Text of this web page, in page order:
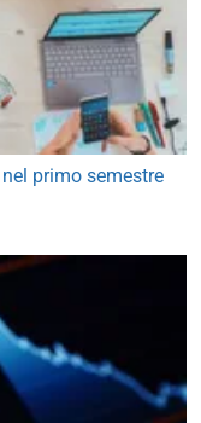
primo semestre